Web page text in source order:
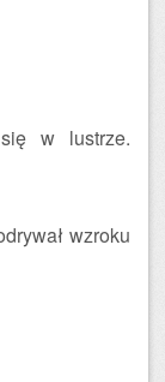
w lustrze.
wzroku